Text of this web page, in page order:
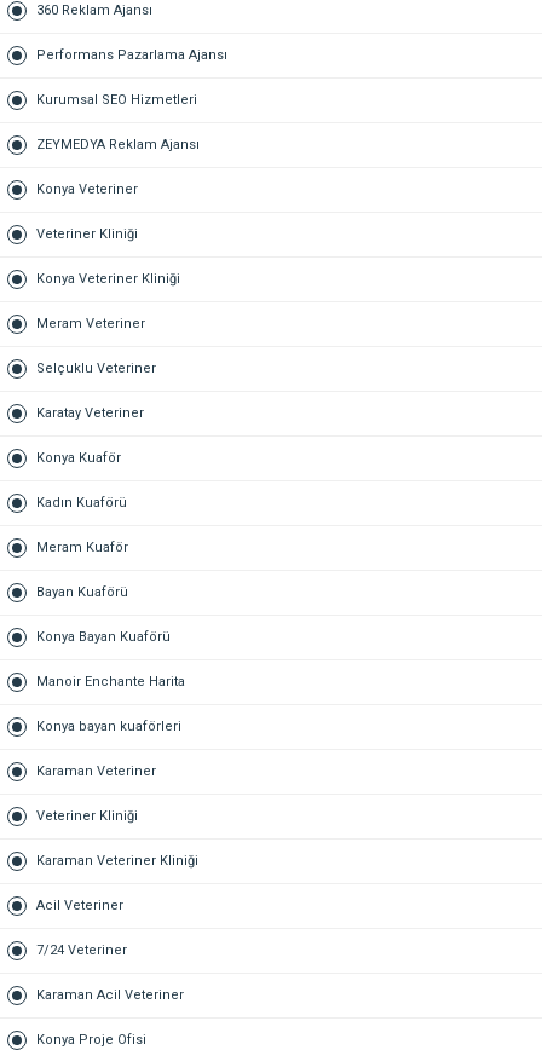
360 Reklam Ajansı
Performans Pazarlama Ajansı
Kurumsal SEO Hizmetleri
ZEYMEDYA Reklam Ajansı
Konya Veteriner
Veteriner Kliniği
Konya Veteriner Kliniği
Meram Veteriner
Selçuklu Veteriner
Karatay Veteriner
Konya Kuaför
Kadın Kuaförü
Meram Kuaför
Bayan Kuaförü
Konya Bayan Kuaförü
Manoir Enchante Harita
Konya bayan kuaförleri
Karaman Veteriner
Veteriner Kliniği
Karaman Veteriner Kliniği
Acil Veteriner
7/24 Veteriner
Karaman Acil Veteriner
Konya Proje Ofisi